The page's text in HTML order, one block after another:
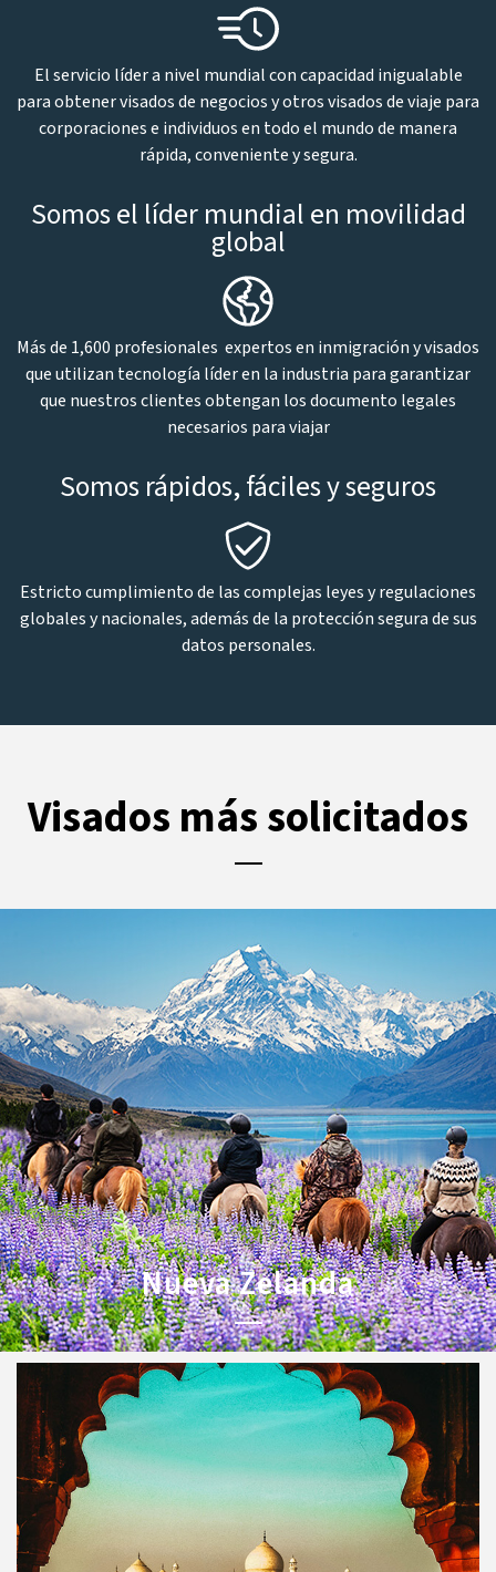
El servicio líder a nivel mundial con capacidad inigualable
para obtener visados de negocios y otros visados de viaje para
corporaciones e individuos en todo el mundo de manera
rápida, conveniente y segura.
Somos el líder mundial en movilidad
global
Más de 1,600 profesionales expertos en inmigración y visados
que utilizan tecnología líder en la industria para garantizar
que nuestros clientes obtengan los documento legales
necesarios para viajar
Somos rápidos, fáciles y seguros
Estricto cumplimiento de las complejas leyes y regulaciones
globales y nacionales, además de la protección segura de sus
datos personales.
Visados más solicitados
Nueva Zelanda